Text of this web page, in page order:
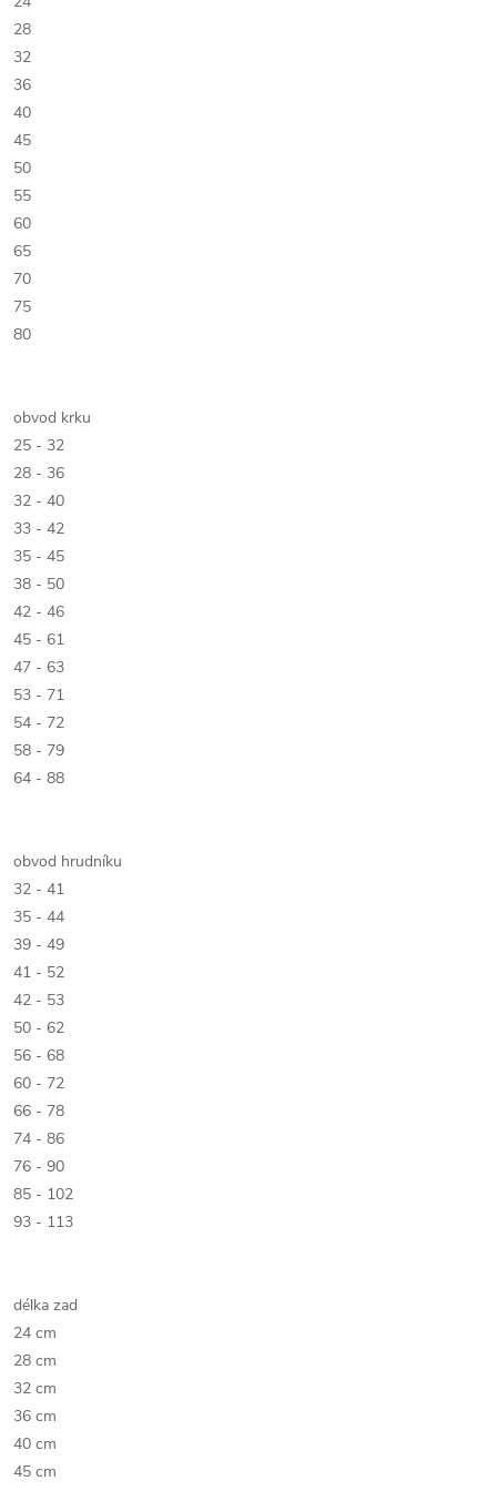
28
32
36
40
45
50
55
60
65
70
75
80
obvod krku
25 - 32
28 - 36
32 - 40
33 - 42
35 - 45
38 - 50
42 - 46
45 - 61
47 - 63
53 - 71
54 - 72
58 - 79
64 - 88
obvod hrudníku
32 - 41
35 - 44
39 - 49
41 - 52
42 - 53
50 - 62
56 - 68
60 - 72
66 - 78
74 - 86
76 - 90
85 - 102
93 - 113
délka zad
24 cm
28 cm
32 cm
36 cm
40 cm
45 cm